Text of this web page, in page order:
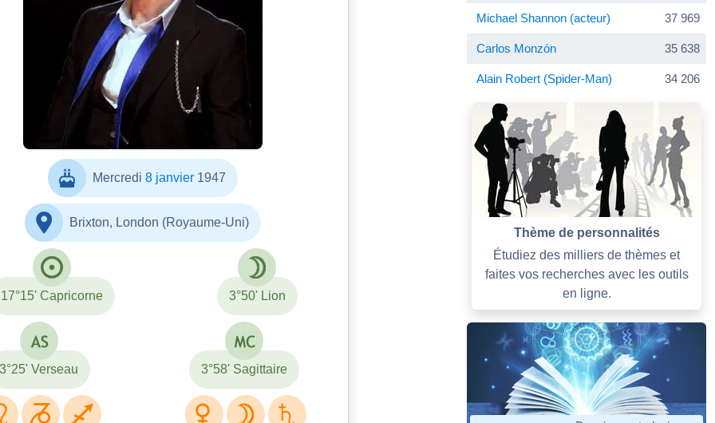
Photobra|Adam
Bielawski
Mercredi8 janvier 1947
Brixton, London (Royaume-Uni)
17°15' Capricorne 3°50' Lion
3°25' Verseau 3°58' Sagittaire
Michael Shannon (acteur) 37 969
Carlos Monzón 35 638
Alain Robert (Spider-Man) 34 206
Thème de personnalités
Étudiez des milliers de thèmes et
faites vos recherches avec les outils
en ligne.